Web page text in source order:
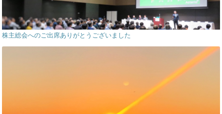
株主総会へのご出席ありがとうございました